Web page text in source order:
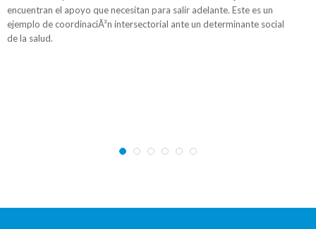
encuentran el apoyo que necesitan para salir adelante. Este es un
ejemplo de coordinaciÃ³n intersectorial ante un determinante social
de la salud.